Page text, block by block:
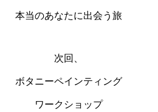
本当のあなたに出会う旅
次回、
ボタニーペインティング
ワークショップ